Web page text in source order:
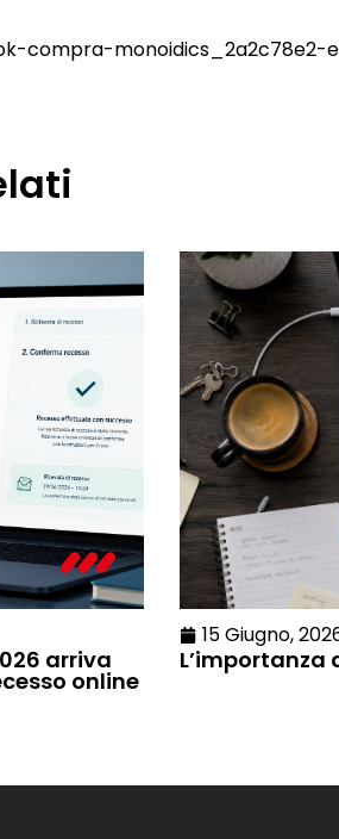
compra-monoidics_2a2c78e2-
arriva
online
15 Giugno,
L’importanza